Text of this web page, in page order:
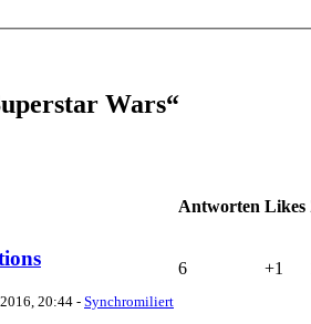
Wars“
Antworten Likes
20:44- Synchromiliert
6 +1